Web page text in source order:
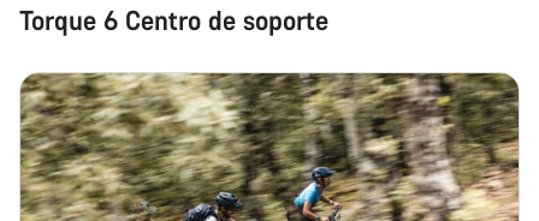
Torque 6 Centro de soporte